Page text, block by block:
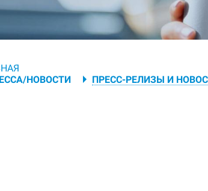
НОВОСТИ
ПРЕСС-РЕЛИЗЫ И